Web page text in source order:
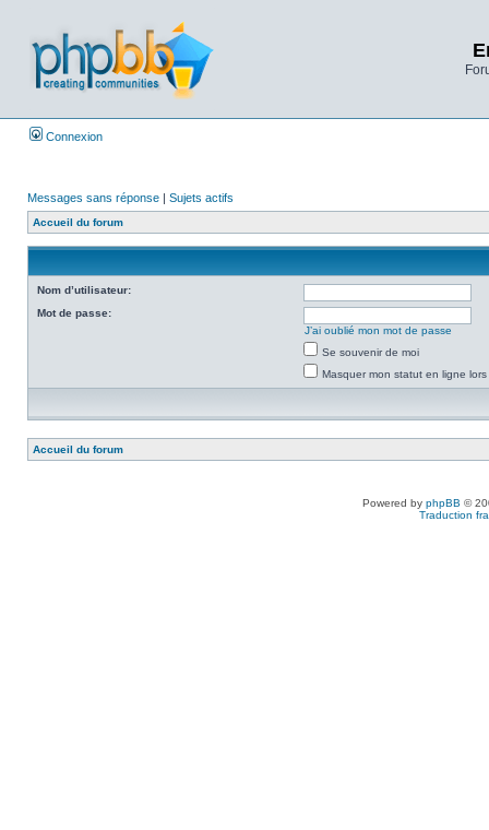
Connexion
Messages sans réponse | Sujets actifs
Accueil du forum
Nom d’utilisateur:
Mot de passe:
J’ai oublié mon mot de passe
Se souvenir de moi
Masquer mon statut en ligne
Accueil du forum
Powered by phpBB ©
Traduction